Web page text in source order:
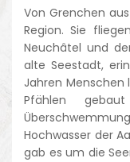
Von Grenchen
Region. Sie
Neuchâtel und
alte Seestadt,
Jahren Menschen
Pfählen
Hochwasser der
gab es um die